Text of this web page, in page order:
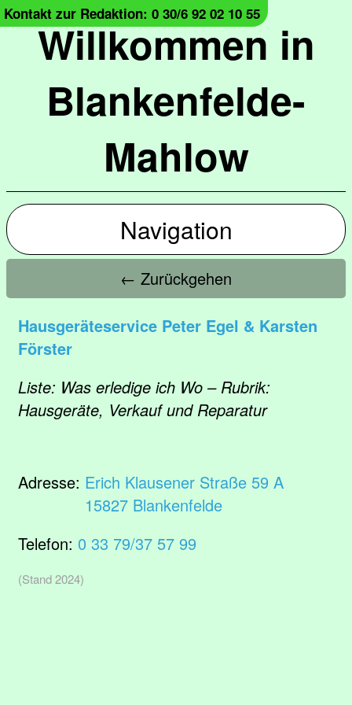
Willkommen in
Blankenfelde-
Mahlow
Kontakt zur Redaktion: 0 30/6 92 02 10 55
Navigation
← Zurückgehen
Hausgeräteservice Peter Egel & Karsten
Förster
Liste: Was erledige ich Wo – Rubrik:
Hausgeräte, Verkauf und Reparatur
Adresse: Erich Klausener Straße 59 A
15827 Blankenfelde
Telefon: 0 33 79/37 57 99
(Stand 2024)